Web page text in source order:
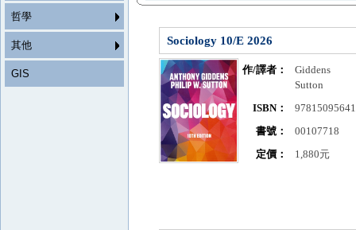
哲學
其他
GIS
Sociology 10/E 2026
作/譯者：
Giddens
Sutton
ISBN：
書號：
00107718
定價：
1,880元